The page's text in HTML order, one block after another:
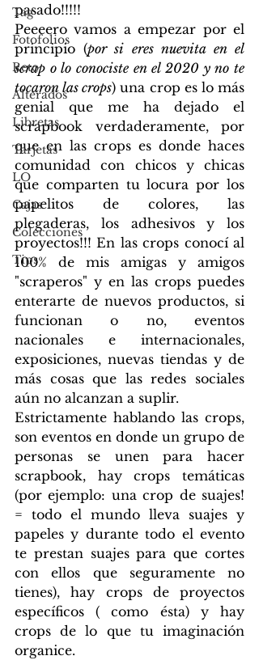
Tag
Fotofolios
Reto
Alterados
Libretas
Tarjetas
LO
Cajas
Colecciones
Tips
pasado!!!!!
Peeeero vamos a empezar por el
principio (por si eres nuevita en el
scrap o lo conociste en el 2020 y no te
tocaron las crops) una crop es lo más
genial que me ha dejado el
scrapbook verdaderamente, por
que en las crops es donde haces
comunidad con chicos y chicas
que comparten tu locura por los
papelitos de colores, las
plegaderas, los adhesivos y los
proyectos!!! En las crops conocí al
100% de mis amigas y amigos
"scraperos" y en las crops puedes
enterarte de nuevos productos, si
funcionan o no, eventos
nacionales e internacionales,
exposiciones, nuevas tiendas y de
más cosas que las redes sociales
aún no alcanzan a suplir.
Estrictamente hablando las crops,
son eventos en donde un grupo de
personas se unen para hacer
scrapbook, hay crops temáticas
(por ejemplo: una crop de suajes!
= todo el mundo lleva suajes y
papeles y durante todo el evento
te prestan suajes para que cortes
con ellos que seguramente no
tienes), hay crops de proyectos
específicos ( como ésta) y hay
crops de lo que tu imaginación
organice.